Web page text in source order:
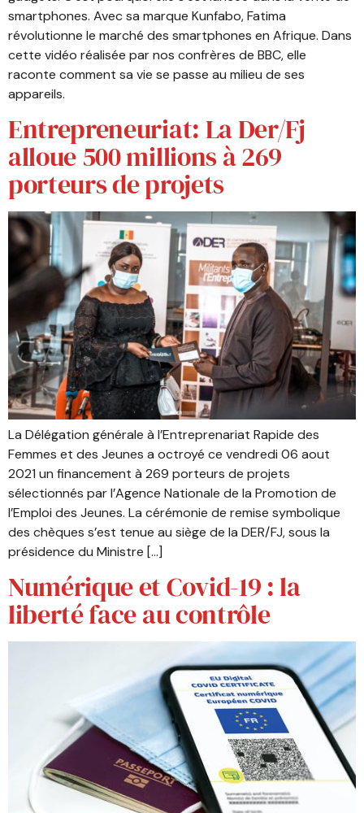
smartphones. Avec sa marque Kunfabo, Fatima
révolutionne le marché des smartphones en Afrique. Dans
cette vidéo réalisée par nos confrères de BBC, elle
raconte comment sa vie se passe au milieu de ses
appareils.
Entrepreneuriat: La Der/Fj
alloue 500 millions à 269
porteurs de projets
La Délégation générale à l’Entreprenariat Rapide des
Femmes et des Jeunes a octroyé ce vendredi 06 aout
2021 un financement à 269 porteurs de projets
sélectionnés par l’Agence Nationale de la Promotion de
l’Emploi des Jeunes. La cérémonie de remise symbolique
des chèques s’est tenue au siège de la DER/FJ, sous la
présidence du Ministre […]
Numérique et Covid-19 : la
liberté face au contrôle